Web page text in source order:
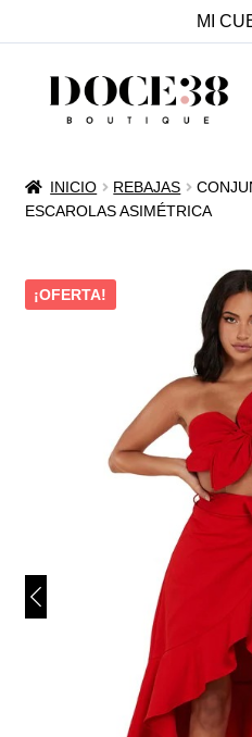
MI
SALTAR
VENTA
VESTIDOS DE NOVIA
ACCESORIOS
INICIO REBAJAS
ESCAROLAS ASIMÉTRICA
¡OFERTA!